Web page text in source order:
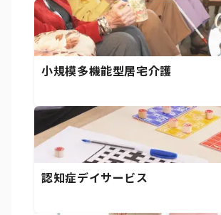
小規模多機能型居宅介護
認知症デイサービス